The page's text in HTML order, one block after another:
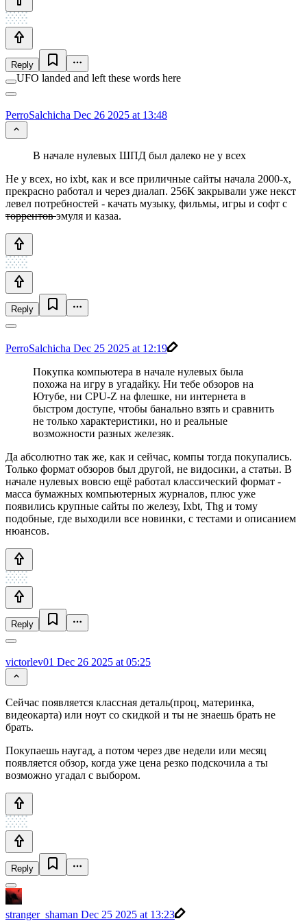
Reply
UFO landed and left these words here
PerroSalchicha Dec 26 2025 at 13:48
В начале нулевых ШПД был далеко не у всех
Не у всех, но ixbt, как и все приличные сайты начала 2000-х,
прекрасно работал и через диалап. 256К закрывали уже некст
левел потребностей - качать музыку, фильмы, игры и софт с
торрентовэмуля и казаа.
Reply
PerroSalchicha Dec 25 2025 at 12:19
Покупка компьютера в начале нулевых была
похожа на игру в угадайку. Ни тебе обзоров на
Ютубе, ни CPU-Z на флешке, ни интернета в
быстром доступе, чтобы банально взять и сравнить
не только характеристики, но и реальные
возможности разных железяк.
Да абсолютно так же, как и сейчас, компы тогда покупались.
Только формат обзоров был другой, не видосики, а статьи. В
начале нулевых вовсю ещё работал классический формат -
масса бумажных компьютерных журналов, плюс уже
появились крупные сайты по железу, Ixbt, Thg и тому
подобные, где выходили все новинки, с тестами и описанием
нюансов.
Reply
victorlev01 Dec 26 2025 at 05:25
Сейчас появляется классная деталь(проц, материнка,
видеокарта) или ноут со скидкой и ты не знаешь брать не
брать.
Покупаешь наугад, а потом через две недели или месяц
появляется обзор, когда уже цена резко подскочила а ты
возможно угадал с выбором.
Reply
stranger_shaman Dec 25 2025 at 13:23